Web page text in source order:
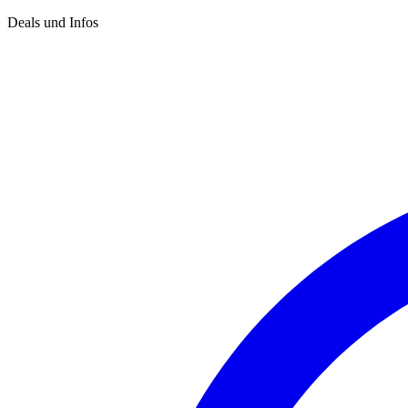
Deals und Infos